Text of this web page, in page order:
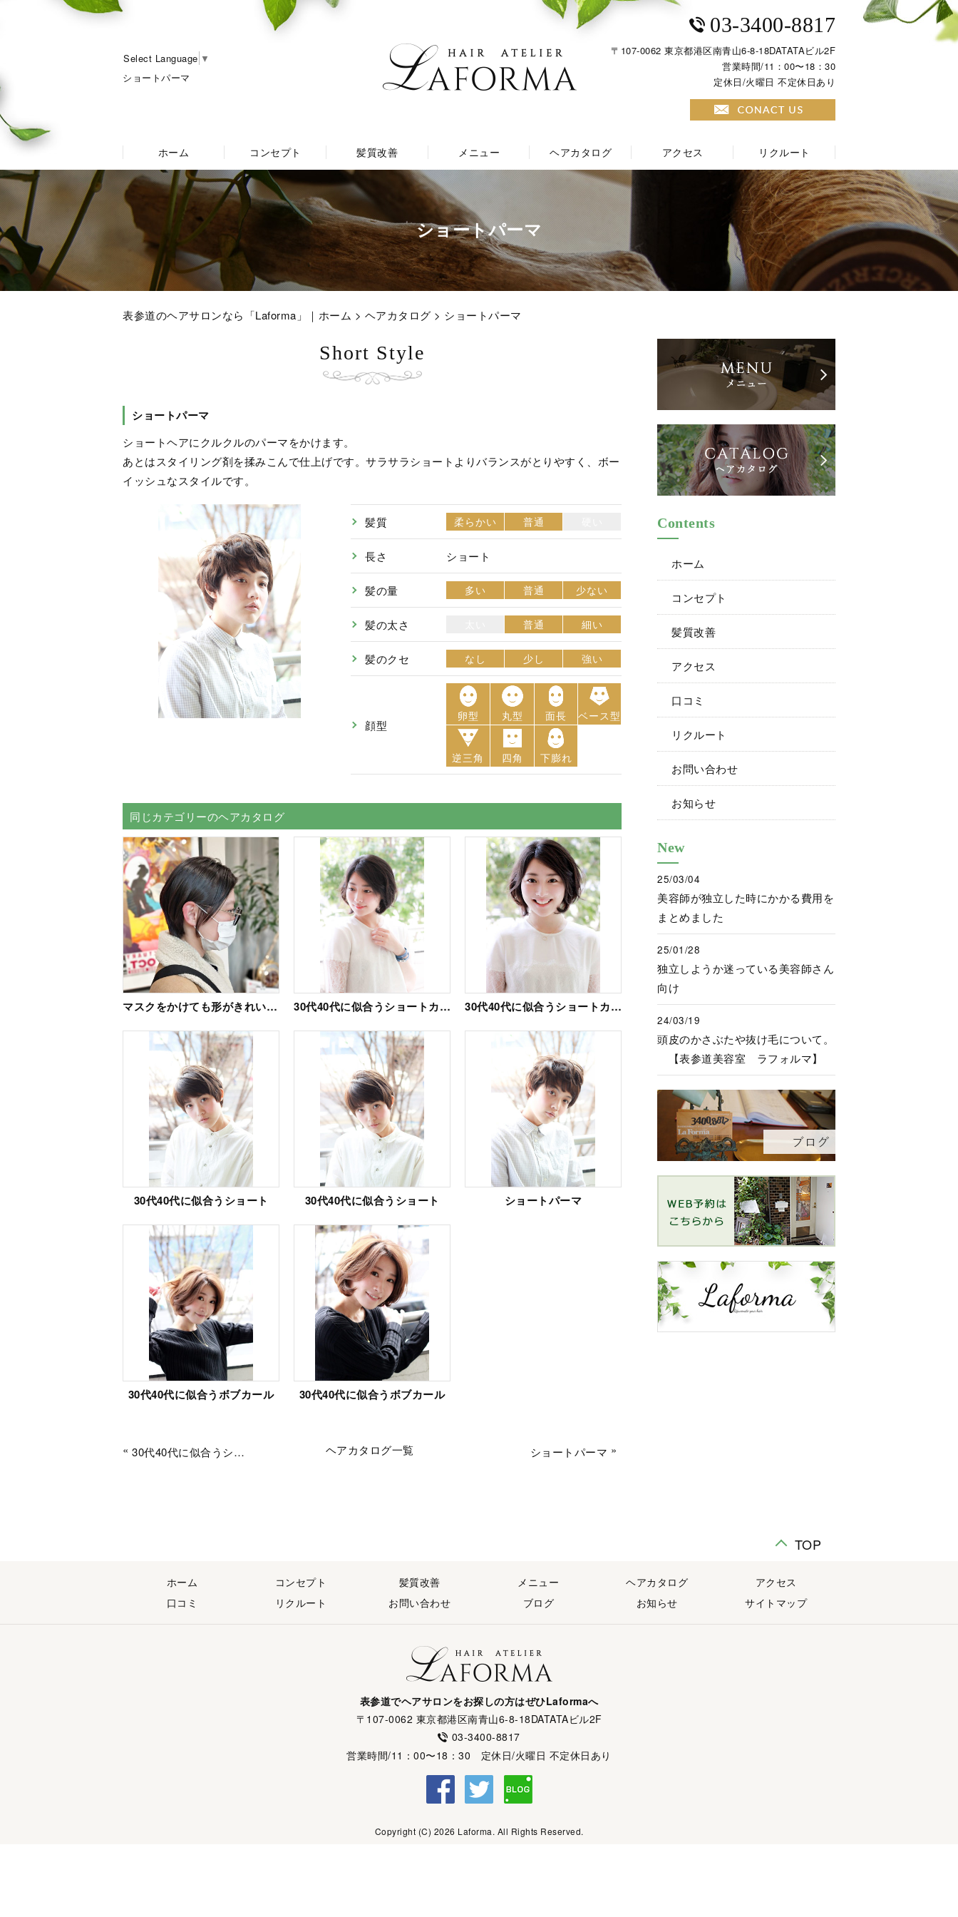
Select Language ▼
ショートパーマ
03-3400-8817
〒107-0062 東京都港区南青山6-8-18DATATAビル2F
営業時間/11：00〜18：30
定休日/火曜日 不定休日あり
ホーム コンセプト 髪質改善 メニュー ヘアカタログ アクセス リクルート
ショートパーマ
表参道のヘアサロンなら「Laforma」｜ホーム > ヘアカタログ > ショートパーマ
Short Style
ショートパーマ
ショートヘアにクルクルのパーマをかけます。
あとはスタイリング剤を揉みこんで仕上げです。サラサラショートよりバランスがとりやすく、ボー
イッシュなスタイルです。
髪質 柔らかい 普通
長さ ショート
髪の量 多い 普通 少ない
髪の太さ 普通 細い
髪のクセ なし 少し 強い
顔型
卵型 丸型 面長 ベース型
逆三角 四角 下膨れ
同じカテゴリーのヘアカタログ
マスクをかけても形がきれいなショートボブ 30代40代に似合うショートカール 30代40代に似合うショートカール
30代40代に似合うショート 30代40代に似合うショート ショートパーマ
30代40代に似合うボブカール 30代40代に似合うボブカール
« 30代40代に似合うショート ヘアカタログ一覧 ショートパーマ »
Contents
ホーム
コンセプト
髪質改善
アクセス
口コミ
リクルート
お問い合わせ
お知らせ
New
25/03/04
美容師が独立した時にかかる費用を
まとめました
25/01/28
独立しようか迷っている美容師さん
向け
24/03/19
頭皮のかさぶたや抜け毛について。
【表参道美容室 ラフォルマ】
TOP
ホーム コンセプト 髪質改善 メニュー ヘアカタログ
アクセス
口コミ
リクルート お問い合わせ ブログ お知らせ サイトマップ
表参道でヘアサロンをお探しの方はぜひLaformaへ
〒107-0062 東京都港区南青山6-8-18DATATAビル2F
03-3400-8817
営業時間/11：00〜18：30 定休日/火曜日 不定休日あり
Copyright (C) 2026 Laforma. All Rights Reserved.